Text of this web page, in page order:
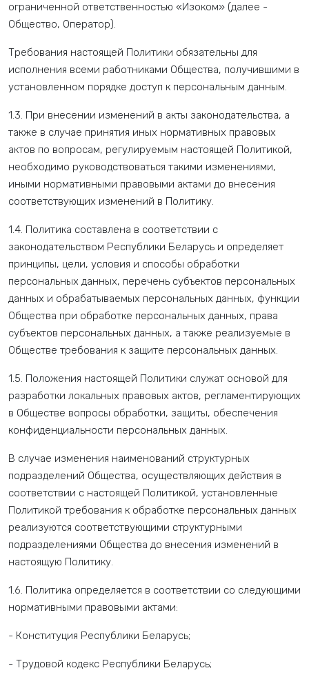
ограниченной ответственностью «Изоком» (далее -
Общество, Оператор).
Требования настоящей Политики обязательны для
исполнения всеми работниками Общества, получившими в
установленном порядке доступ к персональным данным.
1.3. При внесении изменений в акты законодательства, а
также в случае принятия иных нормативных правовых
актов по вопросам, регулируемым настоящей Политикой,
необходимо руководствоваться такими изменениями,
иными нормативными правовыми актами до внесения
соответствующих изменений в Политику.
1.4. Политика составлена в соответствии с
законодательством Республики Беларусь и определяет
принципы, цели, условия и способы обработки
персональных данных, перечень субъектов персональных
данных и обрабатываемых персональных данных, функции
Общества при обработке персональных данных, права
субъектов персональных данных, а также реализуемые в
Обществе требования к защите персональных данных.
1.5. Положения настоящей Политики служат основой для
разработки локальных правовых актов, регламентирующих
в Обществе вопросы обработки, защиты, обеспечения
конфиденциальности персональных данных.
В случае изменения наименований структурных
подразделений Общества, осуществляющих действия в
соответствии с настоящей Политикой, установленные
Политикой требования к обработке персональных данных
реализуются соответствующими структурными
подразделениями Общества до внесения изменений в
настоящую Политику.
1.6. Политика определяется в соответствии со следующими
нормативными правовыми актами:
- Конституция Республики Беларусь;
- Трудовой кодекс Республики Беларусь;